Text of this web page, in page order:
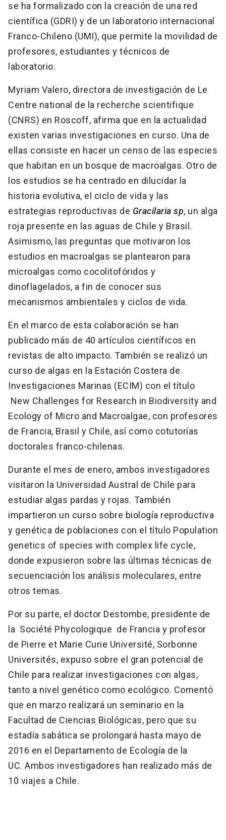
se ha formalizado con la creación de una red
científica (GDRI) y de un laboratorio internacional
Franco-Chileno (UMI), que permite la movilidad de
profesores, estudiantes y técnicos de
laboratorio.
Myriam Valero, directora de investigación de Le
Centre national de la recherche scientifique
(CNRS) en Roscoff, afirma que en la actualidad
existen varias investigaciones en curso. Una de
ellas consiste en hacer un censo de las especies
que habitan en un bosque de macroalgas. Otro de
los estudios se ha centrado en dilucidar la
historia evolutiva, el ciclo de vida y las
estrategias reproductivas de Gracilaria sp, un alga
roja presente en las aguas de Chile y Brasil.
Asimismo, las preguntas que motivaron los
estudios en macroalgas se plantearon para
microalgas como cocolitofóridos y
dinoflagelados, a fin de conocer sus
mecanismos ambientales y ciclos de vida.
En el marco de esta colaboración se han
publicado más de 40 artículos científicos en
revistas de alto impacto. También se realizó un
curso de algas en la Estación Costera de
Investigaciones Marinas (ECIM) con el título
New Challenges for Research in Biodiversity and
Ecology of Micro and Macroalgae, con profesores
de Francia, Brasil y Chile, así como cotutorías
doctorales franco-chilenas.
Durante el mes de enero, ambos investigadores
visitaron la Universidad Austral de Chile para
estudiar algas pardas y rojas. También
impartieron un curso sobre biología reproductiva
y genética de poblaciones con el título Population
genetics of species with complex life cycle,
donde expusieron sobre las últimas técnicas de
secuenciación los análisis moleculares, entre
otros temas.
Por su parte, el doctor Destombe, presidente de
la Société Phycologique de Francia y profesor
de Pierre et Marie Curie Université, Sorbonne
Universités, expuso sobre el gran potencial de
Chile para realizar investigaciones con algas,
tanto a nivel genético como ecológico. Comentó
que en marzo realizará un seminario en la
Facultad de Ciencias Biológicas, pero que su
estadía sabática se prolongará hasta mayo de
2016 en el Departamento de Ecología de la
UC. Ambos investigadores han realizado más de
10 viajes a Chile.